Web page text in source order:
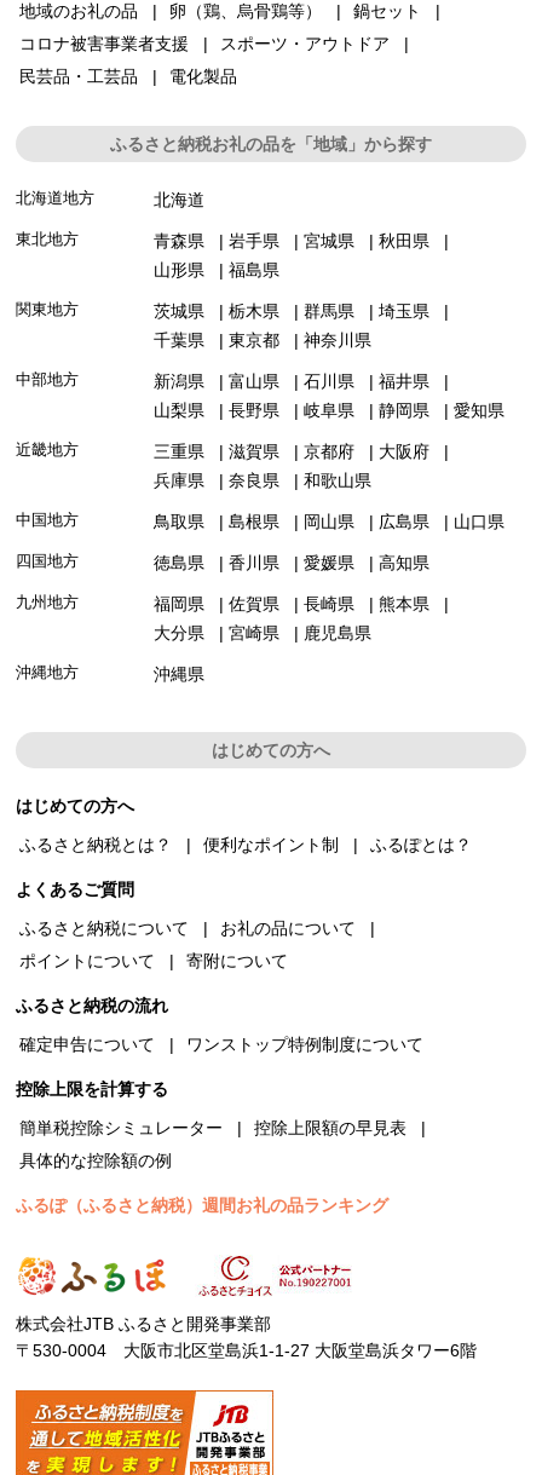
地域のお礼の品
卵（鶏、烏骨鶏等）
鍋セット
コロナ被害事業者支援
スポーツ・アウトドア
民芸品・工芸品
電化製品
ふるさと納税お礼の品を「地域」から探す
北海道地方 北海道
東北地方 青森県 岩手県 宮城県
秋田県
山形県
福島県
関東地方 茨城県 栃木県 群馬県
埼玉県
千葉県
東京都 神奈川県
中部地方 新潟県 富山県 石川県
福井県
山梨県
長野県 岐阜県 静岡県 愛知県
近畿地方 三重県 滋賀県 京都府
大阪府
兵庫県
奈良県 和歌山県
中国地方 鳥取県 島根県 岡山県 広島県 山口県
四国地方 徳島県 香川県 愛媛県 高知県
九州地方 福岡県 佐賀県 長崎県
熊本県
大分県
宮崎県 鹿児島県
沖縄地方 沖縄県
はじめての方へ
はじめての方へ
ふるさと納税とは？
便利なポイント制 ふるぽとは？
よくあるご質問
ふるさと納税について
お礼の品について
ポイントについて
寄附について
ふるさと納税の流れ
確定申告について
ワンストップ特例制度について
控除上限を計算する
簡単税控除シミュレーター
控除上限額の早見表
具体的な控除額の例
ふるぽ（ふるさと納税）週間お礼の品ランキング
株式会社JTB ふるさと開発事業部
〒530-0004 大阪市北区堂島浜1-1-27 大阪堂島浜タワー6階